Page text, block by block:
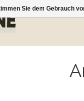
Sie dem Gebrauch